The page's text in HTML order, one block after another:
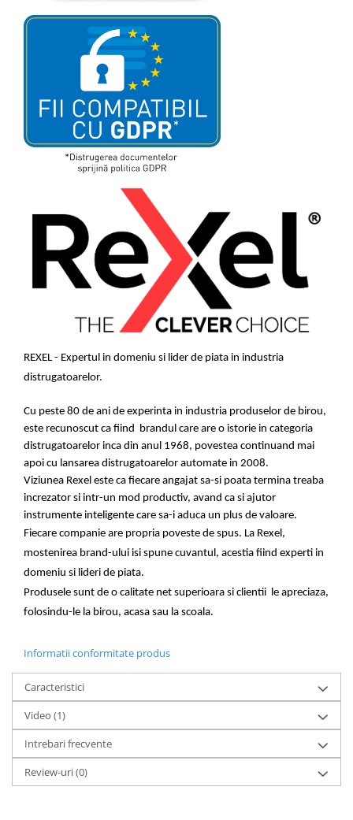
REXEL - Expertul in domeniu si lider de piata in industria
distrugatoarelor.
Cu peste 80 de ani de experinta in industria produselor de birou,
este recunoscut ca fiind brandul care are o istorie in categoria
distrugatoarelor inca din anul 1968, povestea continuand mai
apoi cu lansarea distrugatoarelor automate in 2008.
Viziunea Rexel este ca fiecare angajat sa-si poata termina treaba
increzator si intr-un mod productiv, avand ca si ajutor
instrumente inteligente care sa-i aduca un plus de valoare.
Fiecare companie are propria poveste de spus. La Rexel,
mostenirea brand-ului isi spune cuvantul, acestia fiind experti in
domeniu si lideri de piata.
Produsele sunt de o calitate net superioara si clientii le apreciaza,
folosindu-le la birou, acasa sau la scoala.
Informatii conformitate produs
Caracteristici
Video (1)
Intrebari frecvente
Review-uri(0)